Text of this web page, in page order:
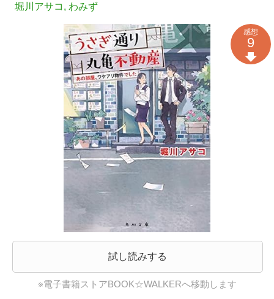
堀川アサコ , わみず
試し読みする
※電子書籍ストアBOOK☆WALKERへ移動します
感想
9